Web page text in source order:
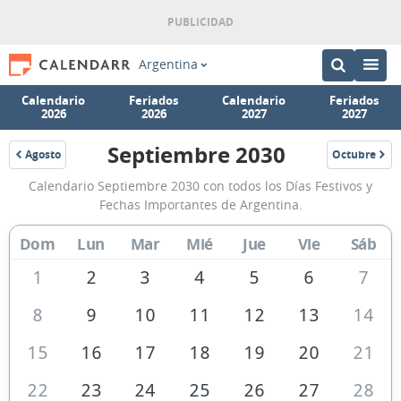
Argentina
Calendario
2026
Feriados
2026
Calendario
2027
Feriados
2027
Agosto
2030
Calendario
Septiembre
2030
de
Argentina
Septiembre 2030 Octubre
2030
Calendario Septiembre 2030 con todos los Días Festivos y
Fechas Importantes de Argentina.
Dom Lun Mar Mié Jue Vie Sáb
1 2 3 4 5 6
7
8
9 10 11 12 13
14
15
16 17 18 19 20
21
22
23 24 25 26 27 28